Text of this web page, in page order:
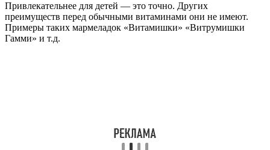
Привлекательнее для детей — это точно. Других
преимуществ перед обычными витаминами они не имеют.
Примеры таких мармеладок «Витамишки» «Витрумишки
Гамми» и т.д.